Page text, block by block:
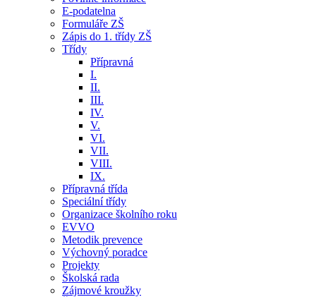
E-podatelna
Formuláře ZŠ
Zápis do 1. třídy ZŠ
Třídy
Přípravná
I.
II.
III.
IV.
V.
VI.
VII.
VIII.
IX.
Přípravná třída
Speciální třídy
Organizace školního roku
EVVO
Metodik prevence
Výchovný poradce
Projekty
Školská rada
Zájmové kroužky